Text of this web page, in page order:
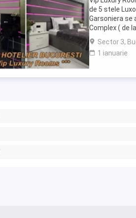
de 5 stele
Garsoniera se
Complex ( de
suprafata de
Sector 3,
1 ianuarie